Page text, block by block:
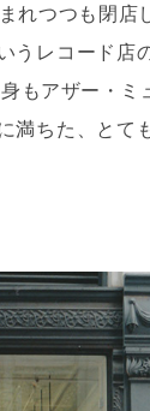
れつつも閉店
うレコード店
もアザー・ミ
満ちた、とて